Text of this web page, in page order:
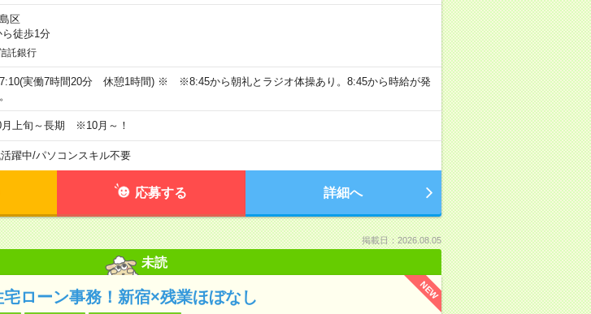
区
ら徒歩1分
託銀行
実働7時間20分 休憩1時間) ※ ※8:45から朝礼とラジオ体操あり。8:45から時給が発
月上旬～長期 ※10月～！
躍中/パソコンスキル不要
応募する 詳細へ
掲載日：2026.08.05
未読
NEW
ローン事務！新宿×残業ほぼなし